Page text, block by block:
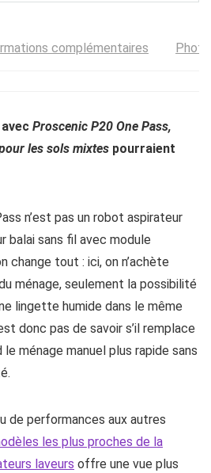
complémentaires
Proscenic P20 One Pass,
les sols mixtes pourraient
n’est pas un robot aspirateur
balai sans fil avec module
change tout : ici, on n’achète
ménage, seulement la possibilité
lingette humide dans le même
donc pas de savoir s’il remplace
le ménage manuel plus rapide sans
de performances aux autres
les plus proches de la
laveurs offre une vue plus